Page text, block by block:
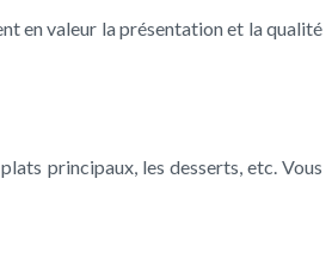
en valeur la présentation et la qualité
principaux, les desserts, etc. Vous